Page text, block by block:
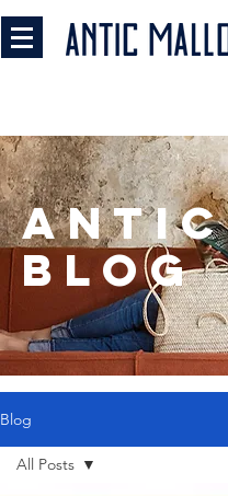
antic
BLOG
Blog
All Posts